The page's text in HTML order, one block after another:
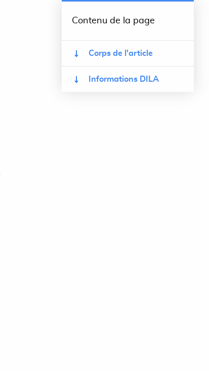
Contenu de la page
Corps de l'article
Informations DILA